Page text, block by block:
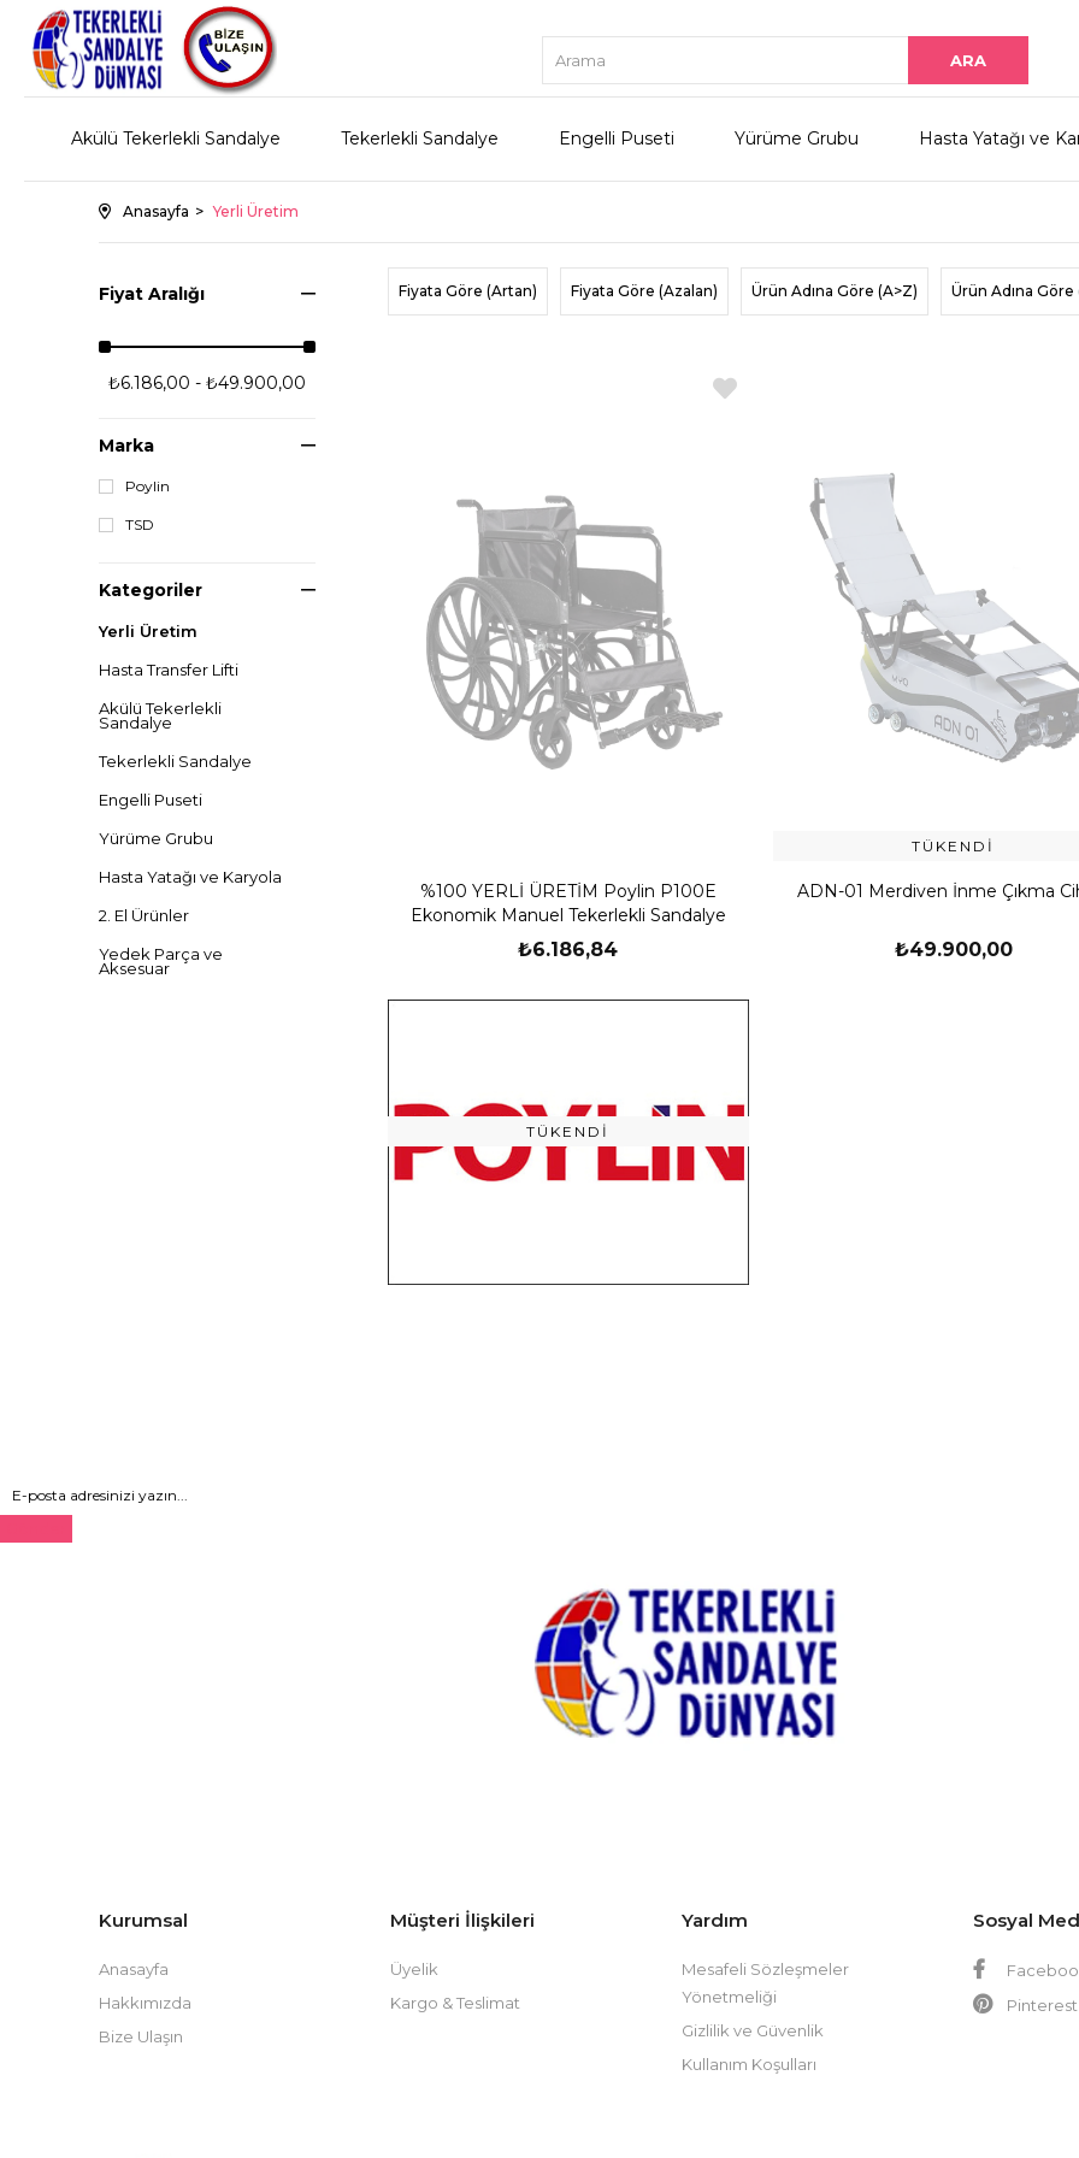
Akülü Tekerlekli Sandalye Tekerlekli Sandalye Engelli Puseti Yürüme Grubu Hasta Yatağı ve
Anasayfa Yerli Üretim
Fiyat Aralığı
₺6.186,00 - ₺49.900,00
Marka
Poylin
TSD
Kategoriler
Yerli Üretim
Hasta Transfer Lifti
Akülü Tekerlekli
Sandalye
Tekerlekli Sandalye
Engelli Puseti
Yürüme Grubu
Hasta Yatağı ve Karyola
2. El Ürünler
Yedek Parça ve
Aksesuar
Fiyata Göre (Artan) Fiyata Göre (Azalan) Ürün Adına Göre (A>Z) Ürün Adına Göre
TÜKENDI
%100 YERLİ ÜRETİM Poylin P100E
Ekonomik Manuel Tekerlekli Sandalye
₺6.186,84
TÜKENDI
ADN-01 Merdiven İnme Çıkma
₺49.900,00
Kurumsal
Anasayfa
Hakkımızda
Bize Ulaşın
Müşteri İlişkileri
Üyelik
Kargo & Teslimat
Yardım
Mesafeli Sözleşmeler
Yönetmeliği
Gizlilik ve Güvenlik
Kullanım Koşulları
Sosyal
Pinterest